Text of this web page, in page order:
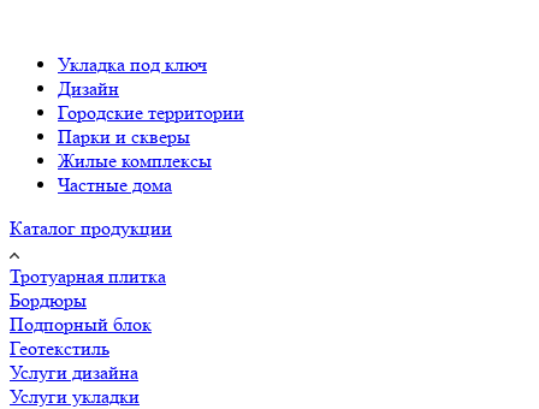
Укладка под ключ
Дизайн
Городские территории
Парки и скверы
Жилые комплексы
Частные дома
Каталог продукции
Тротуарная плитка
Бордюры
Подпорный блок
Геотекстиль
Услуги дизайна
Услуги укладки